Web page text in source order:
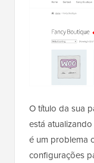
O título da sua
está
é um problema
configurações